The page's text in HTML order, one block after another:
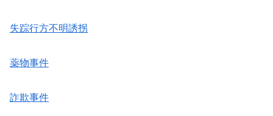
失踪行方不明誘拐
薬物事件
詐欺事件